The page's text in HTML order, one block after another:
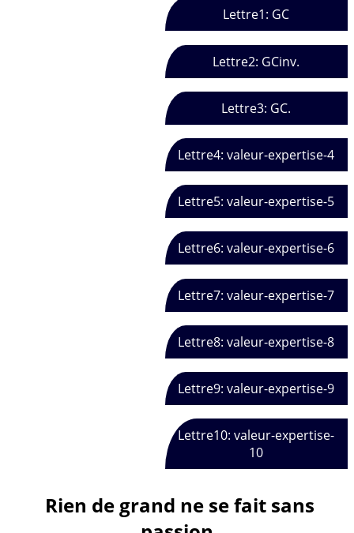
Lettre1: GC
Lettre2: GCinv.
Lettre3: GC.
Lettre4: valeur-expertise-4
Lettre5: valeur-expertise-5
Lettre6: valeur-expertise-6
Lettre7: valeur-expertise-7
Lettre8: valeur-expertise-8
Lettre9: valeur-expertise-9
Lettre10: valeur-expertise-
10
Rien de grand ne se fait sans